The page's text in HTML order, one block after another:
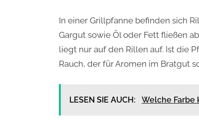
In einer Grillpfanne befinden sich
Gargut sowie Öl oder Fett fließen
liegt nur auf den Rillen auf. Ist die
Rauch, der für Aromen im Bratgut
LESEN SIE AUCH: Welche Farbe